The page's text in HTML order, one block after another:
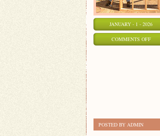
JANUARY - 1 - 2026
COMMENTS OFFON
POSTED BY ADMIN